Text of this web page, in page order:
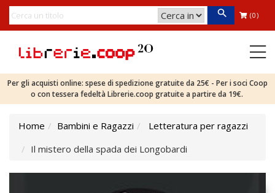
(0)
Per gli acquisti online: spese di spedizione gratuite da 25€ - Per i soci Coop
o con tessera fedeltà Librerie.coop gratuite a partire da 19€.
Home Bambini e Ragazzi
Letteratura per ragazzi
Il mistero della spada dei Longobardi